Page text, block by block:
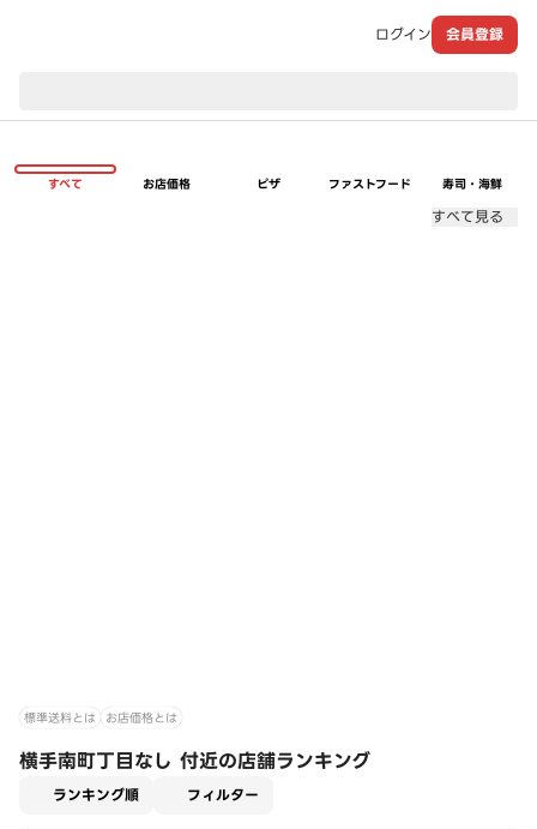
ログイン 会員登録
すべて お店価格 ピザ ファストフード 寿司・海鮮
すべて見る
標準送料とは お店価格とは
横手南町丁目なし 付近の店舗ランキング
ランキング順 フィルター